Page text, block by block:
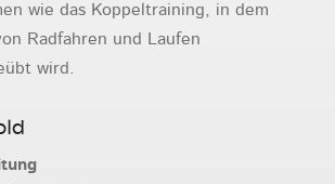
wie das Koppeltraining, in dem
Radfahren und Laufen
wird.